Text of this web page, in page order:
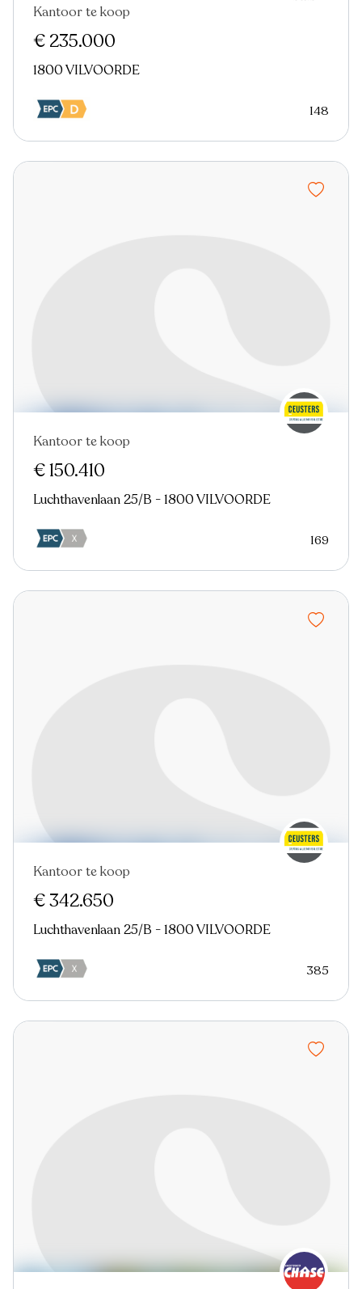
Virtual tour
Kantoor te koop
€ 235.000
1800 VILVOORDE
148
Kantoor te koop
€ 150.410
Luchthavenlaan 25/B - 1800 VILVOORDE
169
Kantoor te koop
€ 342.650
Luchthavenlaan 25/B - 1800 VILVOORDE
385